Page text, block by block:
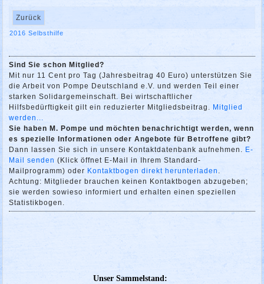
Zurück
2016Selbsthilfe
Sind Sie schon Mitglied?
Mit nur 11 Cent pro Tag (Jahresbeitrag 40 Euro) unterstützen Sie
die Arbeit von Pompe Deutschland e.V. und werden Teil einer
starken Solidargemeinschaft. Bei wirtschaftlicher
Hilfsbedürftigkeit gilt ein reduzierter Mitgliedsbeitrag. Mitglied
werden...
Sie haben M. Pompe und möchten benachrichtigt werden, wenn
es spezielle Informationen oder Angebote für Betroffene gibt?
Dann lassen Sie sich in unsere Kontaktdatenbank aufnehmen. E-
Mail senden (Klick öffnet E-Mail in Ihrem Standard-
Mailprogramm) oder Kontaktbogen direkt herunterladen .
Achtung: Mitglieder brauchen keinen Kontaktbogen abzugeben;
sie werden sowieso informiert und erhalten einen speziellen
Statistikbogen.